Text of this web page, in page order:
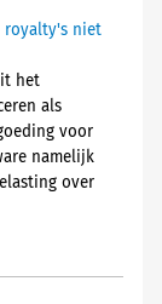
royalty's niet
het
als
voor
namelijk
over